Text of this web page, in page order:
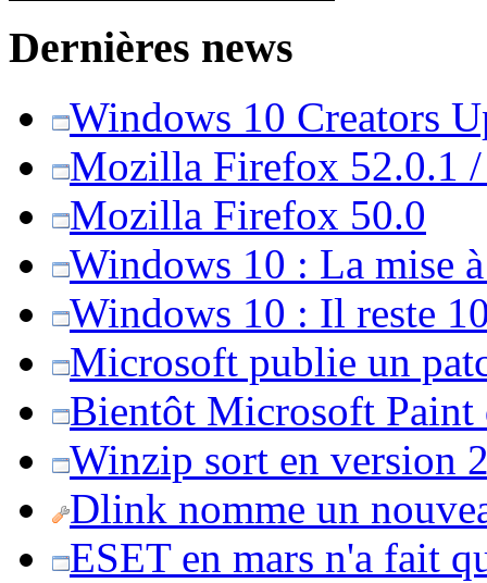
Dernières news
Windows 10 Creators
Mozilla Firefox 52.0.1
Mozilla Firefox 50.0
Windows 10 : La mise
Windows 10 : Il reste
Microsoft publie un
Bientôt Microsoft Paint
Winzip sort en version
Dlink nomme un
ESET en mars n'a fait